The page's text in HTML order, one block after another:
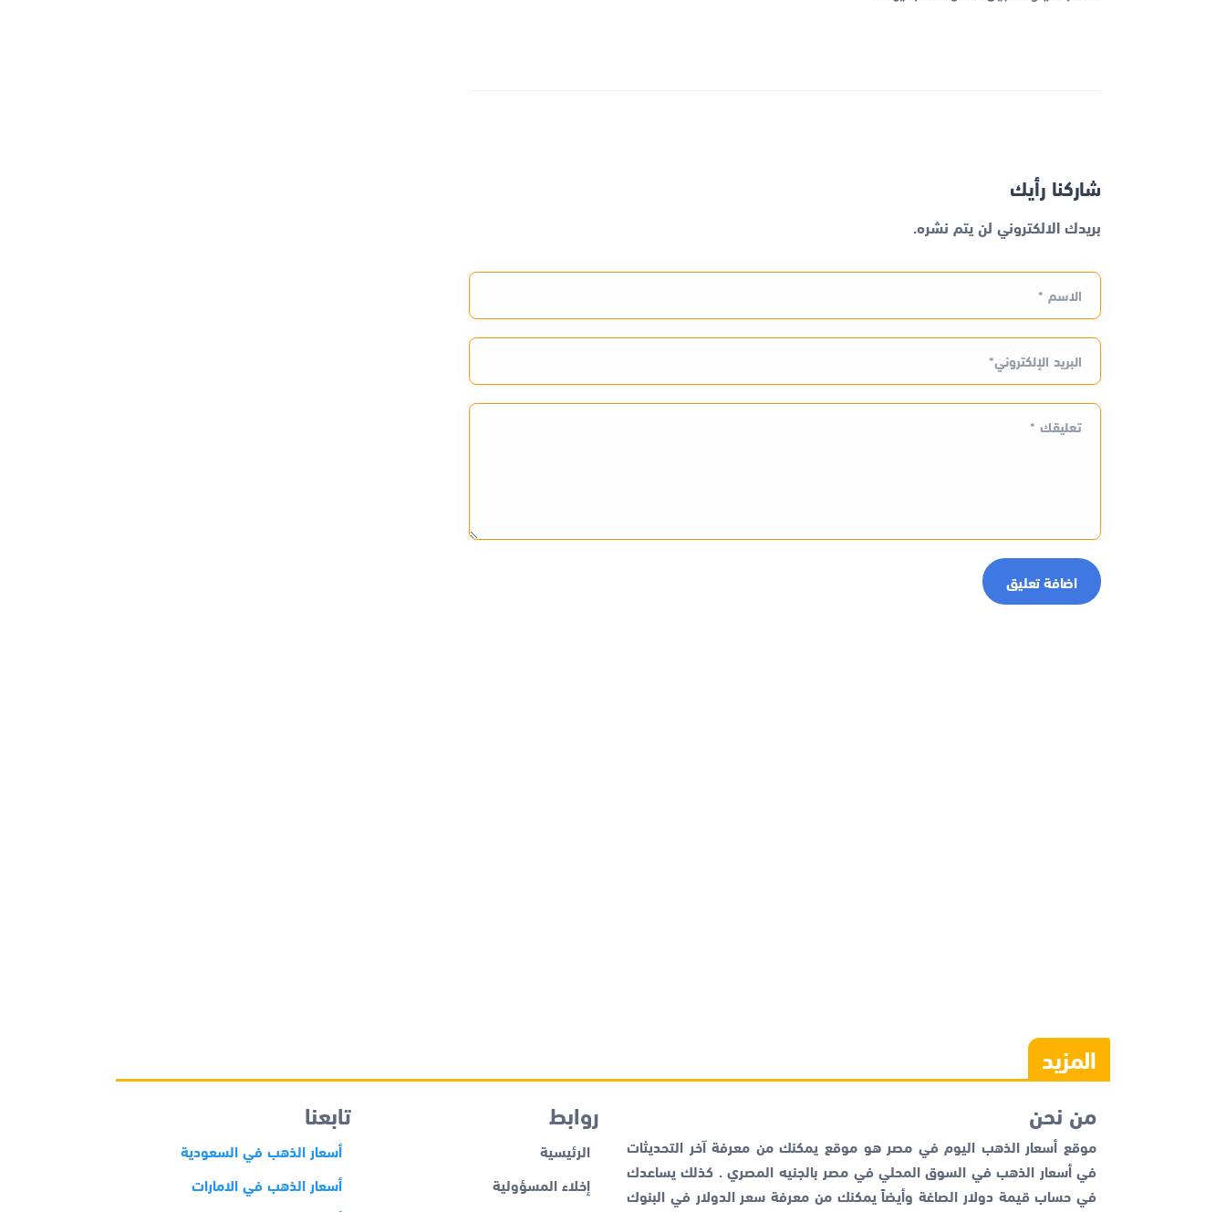
شاركنا رأيك
بريدك الالكتروني لن يتم نشره.
الاسم *
البريد الإلكتروني*
تعليقك *
اضافة تعليق
المزيد
من نحن
موقع أسعار الذهب اليوم في مصر هو موقع يمكنك من معرفة آخر التحديثات
في أسعار الذهب في السوق المحلي في مصر بالجنيه المصري . كذلك يساعدك
في حساب قيمة دولار الصاغة وأيضاً يمكنك من معرفة سعر الدولار في البنوك
روابط
الرئيسية
إخلاء المسؤولية
تابعنا
أسعار الذهب في السعودية
أسعار الذهب في الامارات